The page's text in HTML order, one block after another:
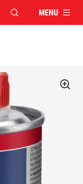
APRI FINESTRA
MENU